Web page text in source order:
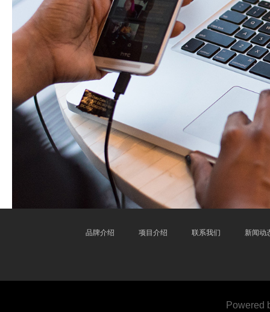
品牌介绍 项目介绍 联系我们 新闻动
Powered